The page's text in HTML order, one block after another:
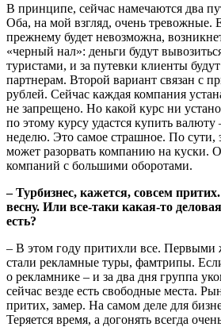
В принципе, сейчас намечаются два
Оба, на мой взгляд, очень тревожные.
прежнему будет невозможна,
«черный нал»: деньги будут
туристами, и за путевки клиенты
партнерам. Второй вариант связан с
рублей. Сейчас каждая компания
не запрещено. Но какой курс ни
по этому курсу удастся купить валюту
неделю. Это самое страшное. По сути,
может разорвать компанию на куски.
компаний с большими оборотами.
– Турбизнес, кажется, совсем
весну. Или все-таки какая-то
есть?
– В этом году притихли все. Первыми
стали рекламные туры, фамтрипы.
о рекламнике – и за два дня группа
сейчас везде есть свободные места.
притих, замер. На самом деле для
Теряется время, а догонять всегда